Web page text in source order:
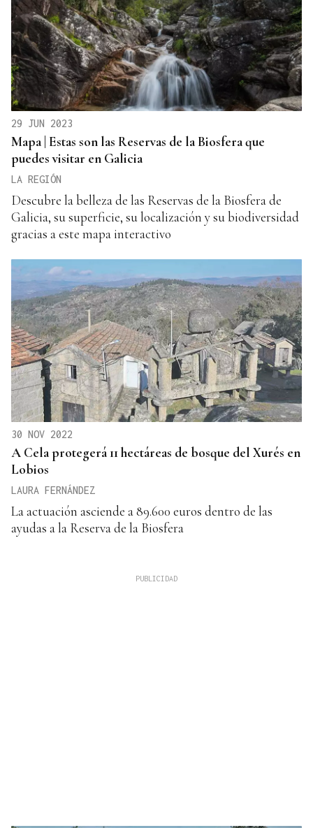
29 JUN 2023
Mapa | Estas son las Reservas de la Biosfera que
puedes visitar en Galicia
LA REGIÓN
Descubre la belleza de las Reservas de la Biosfera de
Galicia, su superficie, su localización y su biodiversidad
gracias a este mapa interactivo
30 NOV 2022
A Cela protegerá 11 hectáreas de bosque del Xurés en
Lobios
LAURA FERNÁNDEZ
La actuación asciende a 89.600 euros dentro de las
ayudas a la Reserva de la Biosfera